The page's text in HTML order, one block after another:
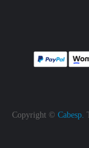
Copyright © Cabesp.